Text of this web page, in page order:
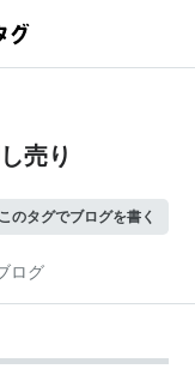
売り
このタグでブログを書く
ログ